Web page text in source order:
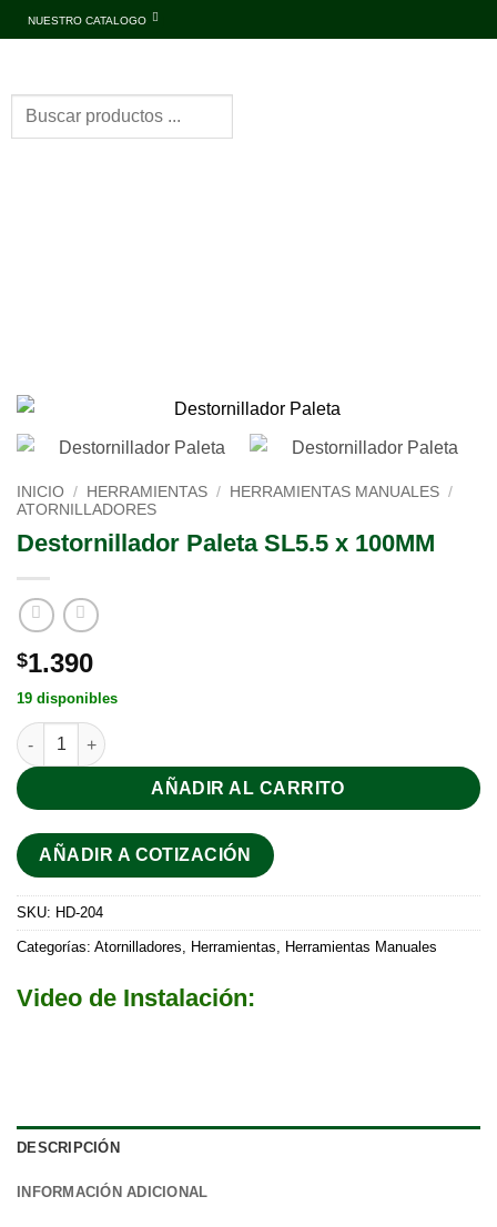
NUESTRO CATALOGO
INICIO / HERRAMIENTAS / HERRAMIENTAS MANUALES /
ATORNILLADORES
Destornillador Paleta SL5.5 x 100MM
$1.390
19 disponibles
AÑADIR AL CARRITO
AÑADIR A COTIZACIÓN
SKU: HD-204
Categorías: Atornilladores Herramientas Herramientas Manuales
Video de Instalación:
DESCRIPCIÓN
INFORMACIÓN ADICIONAL